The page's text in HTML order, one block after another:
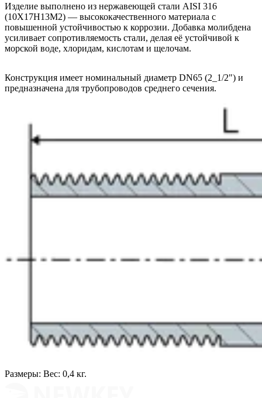
Изделие выполнено из нержавеющей стали AISI 316
(10Х17Н13М2) — высококачественного материала с
повышенной устойчивостью к коррозии. Добавка молибдена
усиливает сопротивляемость стали, делая её устойчивой к
морской воде, хлоридам, кислотам и щелочам.
Конструкция имеет номинальный диаметр DN65 (2_1/2") и
предназначена для трубопроводов среднего сечения.
Размеры: Вес: 0,4 кг.